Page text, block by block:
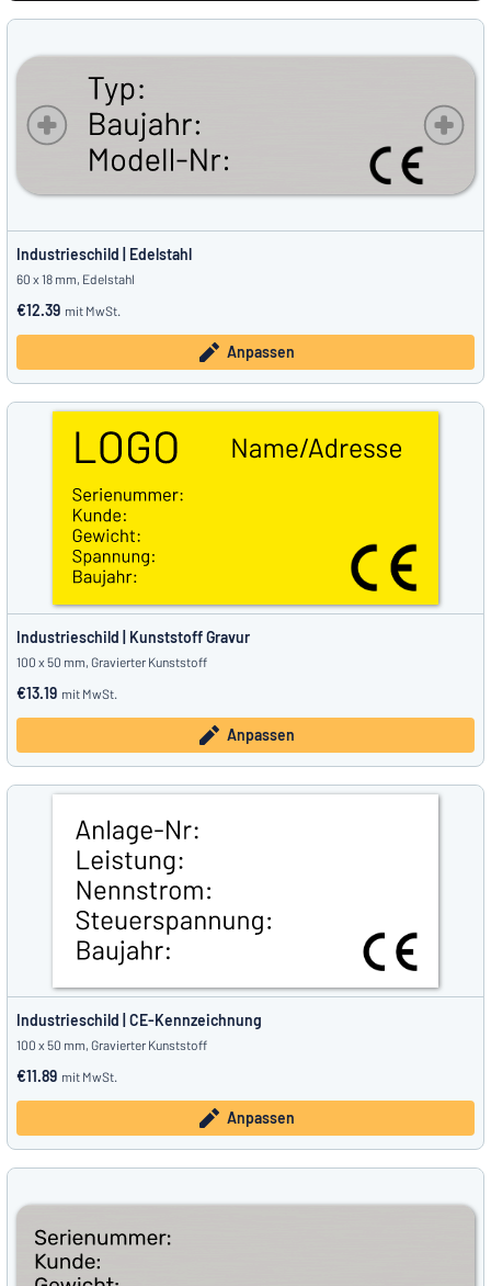
Industrieschild | Edelstahl
60 x 18 mm, Edelstahl
€12.39 mit MwSt.
Anpassen
Industrieschild | Kunststoff Gravur
100 x 50 mm, Gravierter Kunststoff
€13.19 mit MwSt.
Anpassen
Industrieschild | CE-Kennzeichnung
100 x 50 mm, Gravierter Kunststoff
€11.89 mit MwSt.
Anpassen